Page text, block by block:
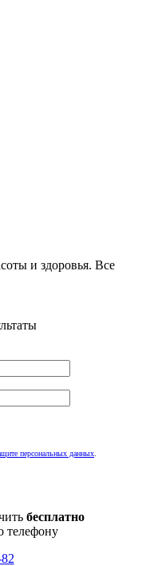
и здоровья. Все
персональных данных
бесплатно
телефону